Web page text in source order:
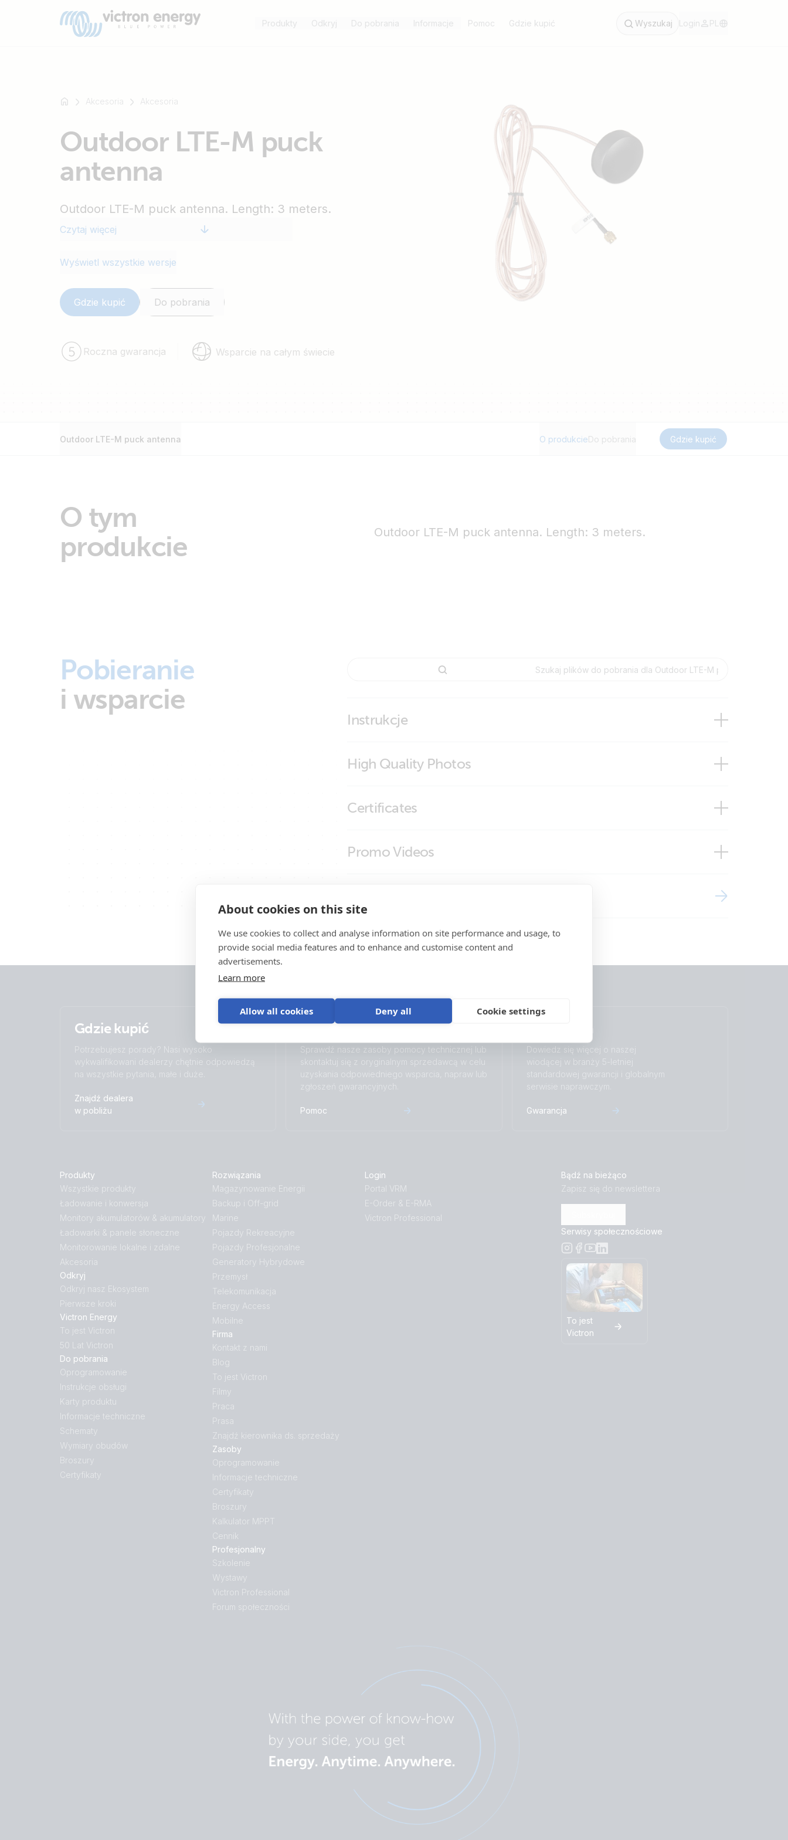
About cookies on this site
We use cookies to collect and analyse information on site performance and usage, to
provide social media features and to enhance and customise content and
advertisements.
Learn more
Allow all cookies Deny all Cookie settings
Produkty Odkryj Do pobrania Informacje Pomoc Gdzie kupić Wyszukaj Login PL
Akcesoria Akcesoria
Outdoor LTE-M puck
antenna
Outdoor LTE-M puck antenna. Length: 3 meters.
Czytaj więcej
Wyświetl wszystkie wersje
Gdzie kupić Do pobrania
Roczna gwarancja Wsparcie na całym świecie
Outdoor LTE-M puck antenna O produkcieDo pobrania Gdzie kupić
O tym
produkcie
Outdoor LTE-M puck antenna. Length: 3 meters.
Pobieranie
i wsparcie
Instrukcje
High Quality Photos
Outdoor LTE-M puck antenna (top)
Outdoor LTE-M puck antenna (top3)
Certificates
Promo Videos
Gdzie kupić
Potrzebujesz porady? Nasi wysoko
wykwalifikowani dealerzy chętnie odpowiedzą
na wszystkie pytania, małe i duże.
Znajdź dealera
w pobliżu
Pomoc
Sprawdź nasze zasoby pomocy technicznej lub
skontaktuj się z oryginalnym sprzedawcą w celu
uzyskania odpowiedniego wsparcia, napraw lub
zgłoszeń gwarancyjnych.
Pomoc
Dowiedz się więcej o naszej
wiodącej w branży 5-letniej
standardowej gwarancji i globalnym
serwisie naprawczym.
Gwarancja
Produkty
Wszystkie produkty
Ładowanie i konwersja
Monitory akumulatorów & akumulatory
Ładowarki & panele słoneczne
Monitorowanie lokalne i zdalne
Akcesoria
Odkryj
Odkryj nasz Ekosystem
Pierwsze kroki
Victron Energy
To jest Victron
50 Lat Victron
Do pobrania
Oprogramowanie
Instrukcje obsługi
Karty produktu
Informacje techniczne
Schematy
Wymiary obudów
Broszury
Certyfikaty
Rozwiązania
Magazynowanie Energii
Backup i Off-grid
Marine
Pojazdy Rekreacyjne
Pojazdy Profesjonalne
Generatory Hybrydowe
Przemysł
Telekomunikacja
Energy Access
Mobilne
Firma
Kontakt z nami
Blog
To jest Victron
Filmy
Praca
Prasa
Znajdź kierownika ds. sprzedaży
Zasoby
Oprogramowanie
Informacje techniczne
Certyfikaty
Broszury
Kalkulator MPPT
Cennik
Profesjonalny
Szkolenie
Wystawy
Victron Professional
Forum społeczności
Login
Portal VRM
E-Order & E-RMA
Victron Professional
Bądź na bieżąco
Zapisz się do newslettera
Serwisy społecznościowe
To jest
Victron